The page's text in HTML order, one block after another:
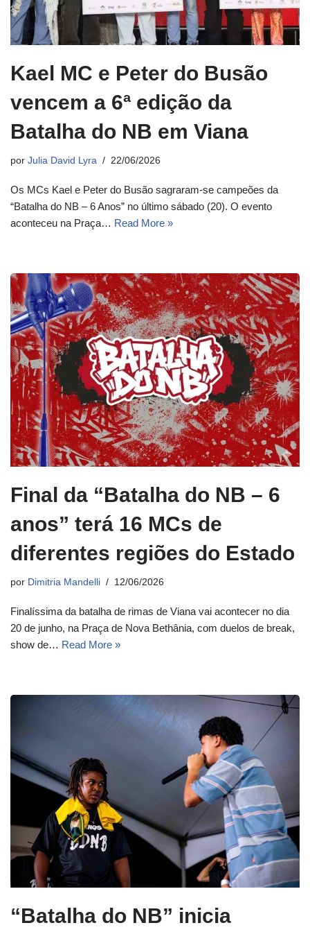
Kael MC e Peter do Busão
vencem a 6ª edição da
Batalha do NB em Viana
por Julia David Lyra 22/06/2026
Os MCs Kael e Peter do Busão sagraram-se campeões da
“Batalha do NB – 6 Anos” no último sábado (20). O evento
aconteceu na Praça… Read More »
Final da “Batalha do NB – 6
anos” terá 16 MCs de
diferentes regiões do Estado
por Dimitria Mandelli 12/06/2026
Finalíssima da batalha de rimas de Viana vai acontecer no dia
20 de junho, na Praça de Nova Bethânia, com duelos de break,
show de… Read More »
“Batalha do NB” inicia